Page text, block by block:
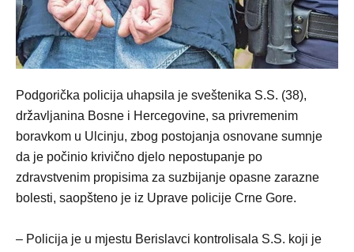
Podgorička policija uhapsila je sveštenika S.S. (38),
državljanina Bosne i Hercegovine, sa privremenim
boravkom u Ulcinju, zbog postojanja osnovane sumnje
da je počinio krivično djelo nepostupanje po
zdravstvenim propisima za suzbijanje opasne zarazne
bolesti, saopšteno je iz Uprave policije Crne Gore.
– Policija je u mjestu Berislavci kontrolisala S.S. koji je